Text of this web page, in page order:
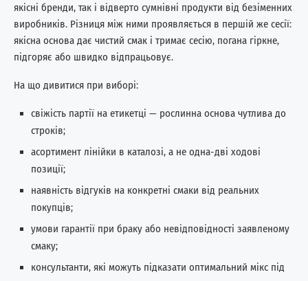
якісні бренди, так і відверто сумнівні продукти від безіменних
виробників. Різниця між ними проявляється в першій же сесії:
якісна основа дає чистий смак і тримає сесію, погана гіркне,
підгоряє або швидко відпрацьовує.
На що дивитися при виборі:
свіжість партії на етикетці — рослинна основа чутлива до
строків;
асортимент лінійки в каталозі, а не одна-дві ходові
позиції;
наявність відгуків на конкретні смаки від реальних
покупців;
умови гарантії при браку або невідповідності заявленому
смаку;
консультанти, які можуть підказати оптимальний мікс під